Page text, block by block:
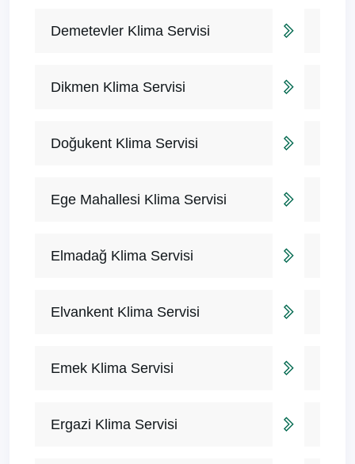
Demetevler Klima Servisi
Dikmen Klima Servisi
Doğukent Klima Servisi
Ege Mahallesi Klima Servisi
Elmadağ Klima Servisi
Elvankent Klima Servisi
Emek Klima Servisi
Ergazi Klima Servisi